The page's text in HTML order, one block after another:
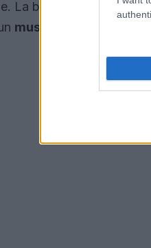
La bellezza della
must-have